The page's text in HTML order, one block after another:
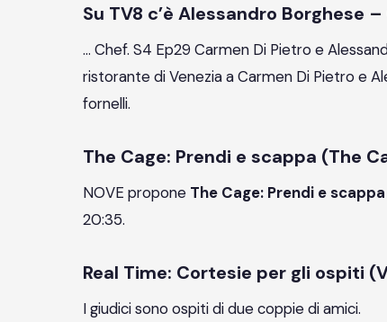
Su TV8 c’è Alessandro Borghese
… Chef. S4 Ep29 Carmen Di Pietro e
ristorante di Venezia a Carmen Di Pietro e
fornelli.
The Cage: Prendi e scappa (The
NOVE propone The Cage: Prendi e
20:35.
Real Time: Cortesie per gli ospiti
I giudici sono ospiti di due coppie di amici.